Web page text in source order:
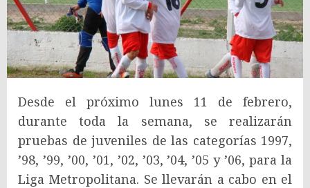
Desde el próximo lunes 11 de febrero,
durante toda la semana, se realizarán
pruebas de juveniles de las categorías 1997,
’98, ’99, ’00, ’01, ’02, ’03, ’04, ’05 y ’06, para la
Liga Metropolitana. Se llevarán a cabo en el